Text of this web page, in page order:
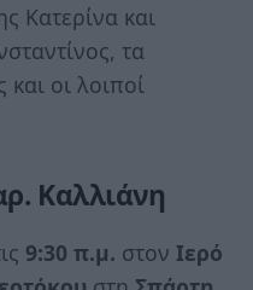
Κατερίνα και
τα
οι λοιποί
Καλλιάνη
9:30 π.μ. στον Ιερό